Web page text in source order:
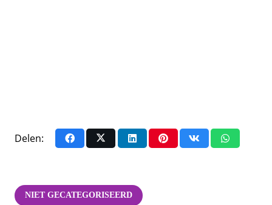
Delen:
NIET GECATEGORISEERD